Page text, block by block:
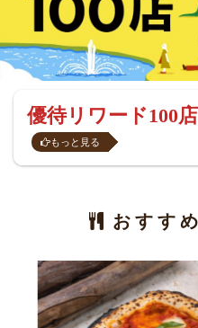
優待リワード100店
もっと見る
おすす